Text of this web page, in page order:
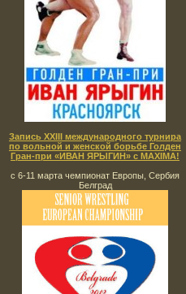
Запись XXIII международного турнира
по вольной и женской борьбе Голден
Гран-при «ИВАН ЯРЫГИН» с MAXIMA!
с 6-11 марта чемпионат Европы, Сербия
Белград